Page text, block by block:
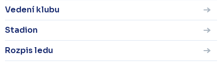
Vedení klubu
Stadion
Rozpis ledu